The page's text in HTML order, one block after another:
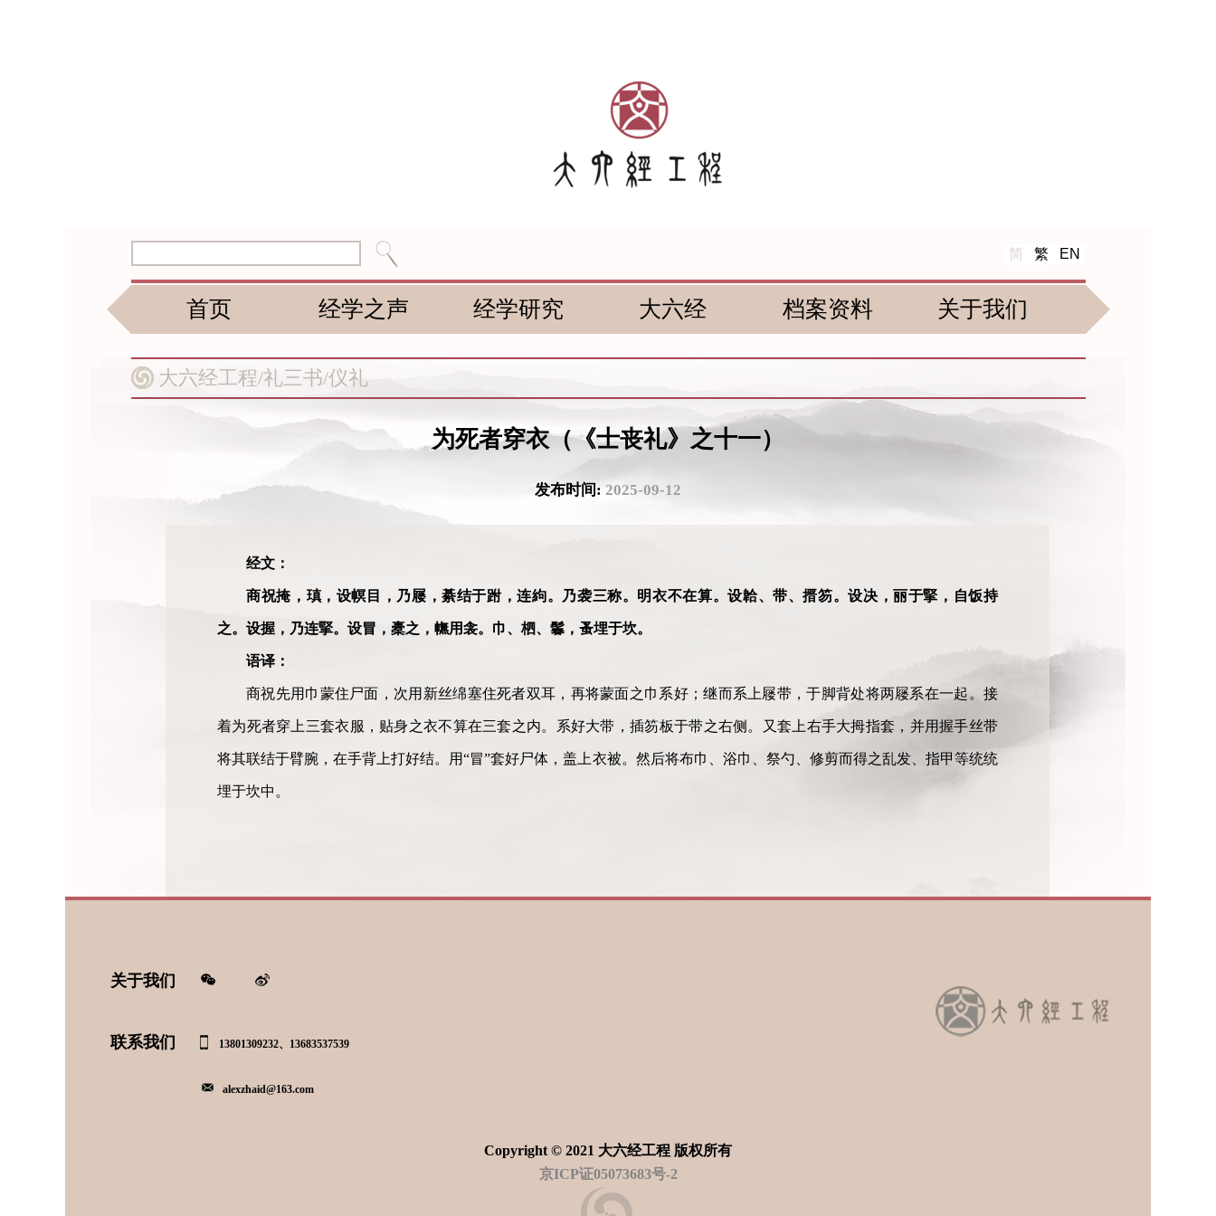
简 繁 EN
首页 经学之声 经学研究 大六经 档案资料 关于我们
大六经工程/礼三书/仪礼
为死者穿衣（《士丧礼》之十一）
发布时间: 2025-09-12
经文：
商祝掩，瑱，设幎目，乃屦，綦结于跗，连絇。乃袭三称。明衣不在算。设韐、带、搢笏。设决，丽于掔，自饭持
之。设握，乃连掔。设冒，橐之，幠用衾。巾、柶、鬊，蚤埋于坎。
语译：
商祝先用巾蒙住尸面，次用新丝绵塞住死者双耳，再将蒙面之巾系好；继而系上屦带，于脚背处将两屦系在一起。接
着为死者穿上三套衣服，贴身之衣不算在三套之内。系好大带，插笏板于带之右侧。又套上右手大拇指套，并用握手丝带
将其联结于臂腕，在手背上打好结。用“冒”套好尸体，盖上衣被。然后将布巾、浴巾、祭勺、修剪而得之乱发、指甲等统统
埋于坎中。
关于我们
联系我们 13801309232、13683537539
alexzhaid@163.com
Copyright © 2021 大六经工程 版权所有
京ICP证05073683号-2